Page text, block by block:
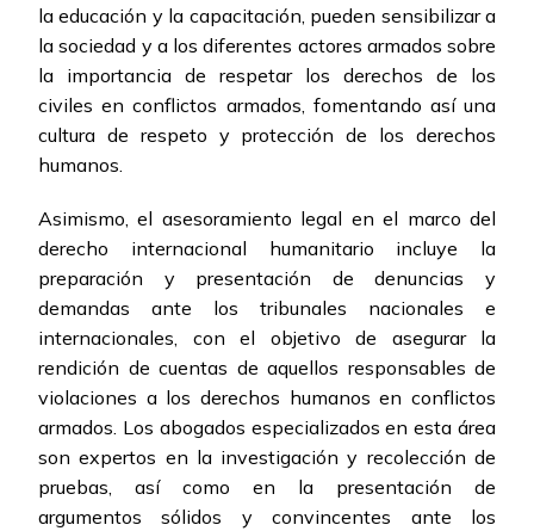
la educación y la capacitación, pueden sensibilizar a
la sociedad y a los diferentes actores armados sobre
la importancia de respetar los derechos de los
civiles en conflictos armados, fomentando así una
cultura de respeto y protección de los derechos
humanos.
Asimismo, el asesoramiento legal en el marco del
derecho internacional humanitario incluye la
preparación y presentación de denuncias y
demandas ante los tribunales nacionales e
internacionales, con el objetivo de asegurar la
rendición de cuentas de aquellos responsables de
violaciones a los derechos humanos en conflictos
armados. Los abogados especializados en esta área
son expertos en la investigación y recolección de
pruebas, así como en la presentación de
argumentos sólidos y convincentes ante los